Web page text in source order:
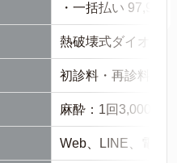
・一括払い 97,900
熱破壊式ダイオー
初診料・再診料・
麻酔：1回3,000円
Web、LINE、電話